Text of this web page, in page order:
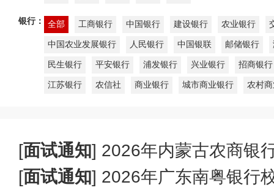
银行： 全部 工商银行 中国银行 建设银行 农业银行
中国农业发展银行 人民银行 中国银联 邮储银行
民生银行 平安银行 浦发银行 兴业银行 招商银行
江苏银行 农信社 商业银行 城市商业银行 农村
[面试通知] 2026年内蒙古农商银
[面试通知] 2026年广东南粤银行